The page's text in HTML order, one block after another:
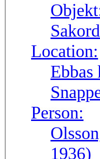
Location:
Ebbas
Person:
1936)